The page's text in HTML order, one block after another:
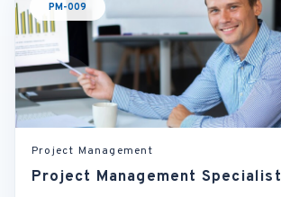
PM-009
Project Management
Project Management Specialist